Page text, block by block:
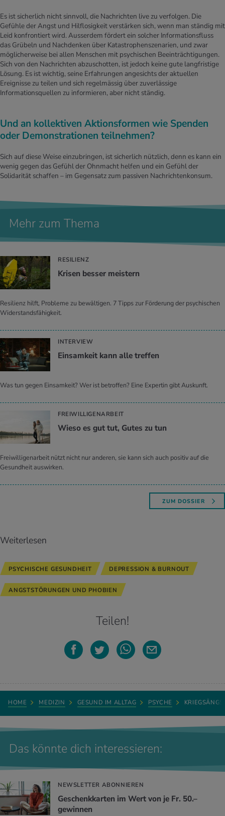
Es ist sicherlich nicht sinnvoll, die Nachrichten live zu verfolgen. Die
Gefühle der Angst und Hilflosigkeit verstärken sich, wenn man ständig mit
Leid konfrontiert wird. Ausserdem fördert ein solcher Informationsfluss
das Grübeln und Nachdenken über Katastrophenszenarien, und zwar
möglicherweise bei allen Menschen mit psychischen Beeinträchtigungen.
Sich von den Nachrichten abzuschotten, ist jedoch keine gute langfristige
Lösung. Es ist wichtig, seine Erfahrungen angesichts der aktuellen
Ereignisse zu teilen und sich regelmässig über zuverlässige
Informationsquellen zu informieren, aber nicht ständig.
Und an kollektiven Aktionsformen wie Spenden
oder Demonstrationen teilnehmen?
Sich auf diese Weise einzubringen, ist sicherlich nützlich, denn es kann ein
wenig gegen das Gefühl der Ohnmacht helfen und ein Gefühl der
Solidarität schaffen – im Gegensatz zum passiven Nachrichtenkonsum.
Mehr zum Thema
RESILIENZ
Kri­sen bes­ser meis­tern
Resilienz hilft, Probleme zu bewältigen. 7 Tipps zur Förderung der psychischen
Widerstandsfähigkeit.
INTERVIEW
Ein­sam­keit kann alle tref­fen
Was tun gegen Einsamkeit? Wer ist betroffen? Eine Expertin gibt Auskunft.
FREIWILLIGENARBEIT
Wieso es gut tut, Gutes zu tun
Freiwilligenarbeit nützt nicht nur anderen, sie kann sich auch positiv auf die
Gesundheit auswirken.
ZUM DOSSIER
Weiterlesen
PSYCHISCHE GESUNDHEIT DEPRESSION & BURNOUT
ANGSTSTÖRUNGEN UND PHOBIEN
Teilen!
HOME MEDIZIN GESUND IM ALLTAG PSYCHE
Das könnte dich interessieren:
NEWSLETTER ABONNIEREN
Geschenkkarten im Wert von je Fr. 50.–
gewinnen